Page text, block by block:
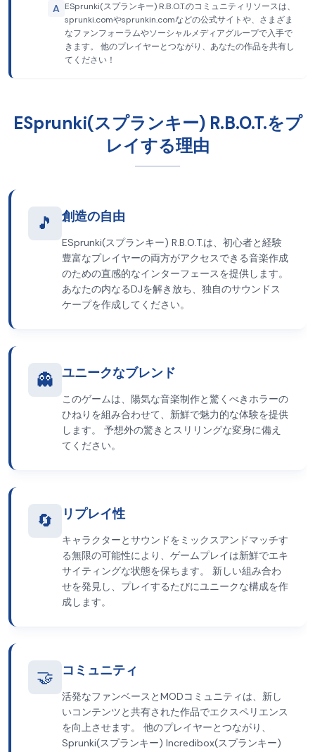
A ESprunki(スプランキー) R.B.O.T.のコミュニティリソースは、
sprunki.comやsprunkin.comなどの公式サイトや、さまざま
なファンフォーラムやソーシャルメディアグループで入手で
きます。 他のプレイヤーとつながり、あなたの作品を共有し
てください！
ESprunki(スプランキー) R.B.O.T.をプ
レイする理由
🎵 創造の自由
ESprunki(スプランキー) R.B.O.T.は、初心者と経験
豊富なプレイヤーの両方がアクセスできる音楽作成
のための直感的なインターフェースを提供します。
あなたの内なるDJを解き放ち、独自のサウンドス
ケープを作成してください。
👻 ユニークなブレンド
このゲームは、陽気な音楽制作と驚くべきホラーの
ひねりを組み合わせて、新鮮で魅力的な体験を提供
します。 予想外の驚きとスリリングな変身に備え
てください。
🔄 リプレイ性
キャラクターとサウンドをミックスアンドマッチす
る無限の可能性により、ゲームプレイは新鮮でエキ
サイティングな状態を保ちます。 新しい組み合わ
せを発見し、プレイするたびにユニークな構成を作
成します。
🤝 コミュニティ
活発なファンベースとMODコミュニティは、新し
いコンテンツと共有された作品でエクスペリエンス
を向上させます。 他のプレイヤーとつながり、
Sprunki(スプランキー) Incredibox(スプランキー)